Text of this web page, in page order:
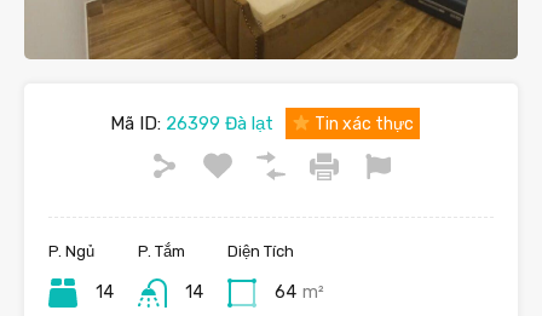
Mã ID: 26399 Đà lạt Tin xác thực
P. Ngủ
14
P. Tắm
14
Diện Tích
64 m²